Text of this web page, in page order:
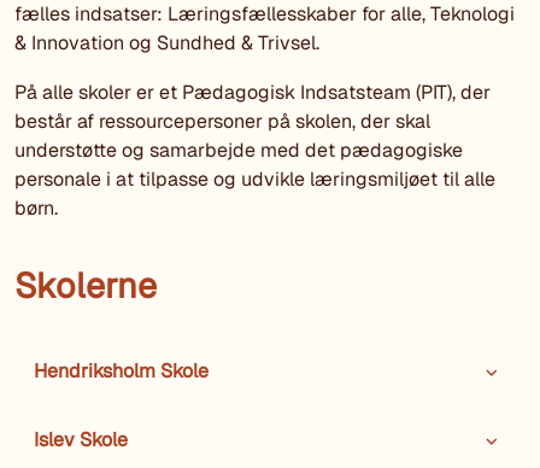
fælles indsatser: Læringsfællesskaber for alle, Teknologi
& Innovation og Sundhed & Trivsel.
På alle skoler er et Pædagogisk Indsatsteam (PIT), der
består af ressourcepersoner på skolen, der skal
understøtte og samarbejde med det pædagogiske
personale i at tilpasse og udvikle læringsmiljøet til alle
børn.
Skolerne
Hendriksholm Skole
Islev Skole